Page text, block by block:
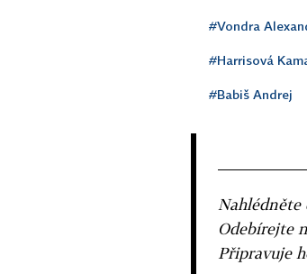
#Vondra
#Harrisová
#Babiš Andrej
Nahlédněte
Odebírejte
Připravuje